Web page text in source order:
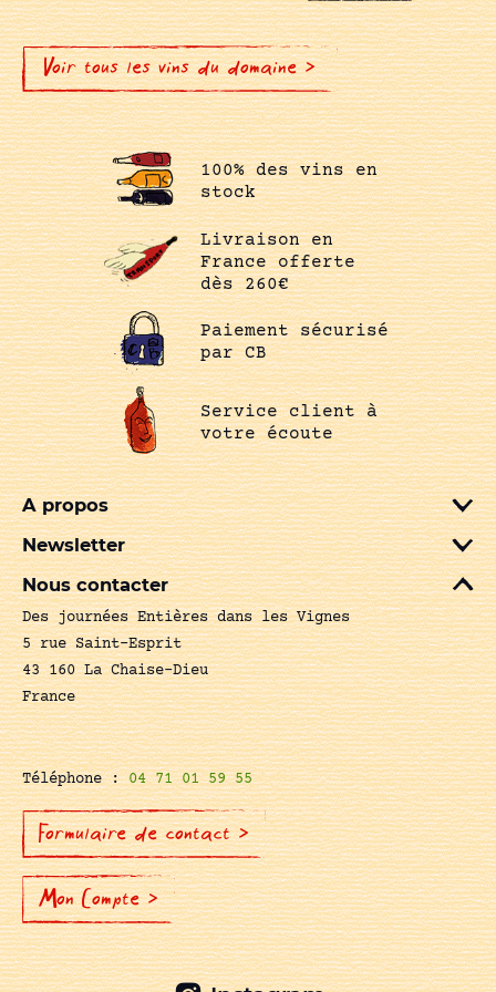
Voir tous les vins du domaine >
100% des vins en
stock
Livraison en
France offerte
dès 260€
Paiement sécurisé
par CB
Service client à
votre écoute
A propos
Newsletter
Nous contacter
Des journées Entières dans les Vignes
5 rue Saint-Esprit
43 160 La Chaise-Dieu
France
Téléphone :04 71 01 59 55
Formulaire de contact >
Mon Compte >